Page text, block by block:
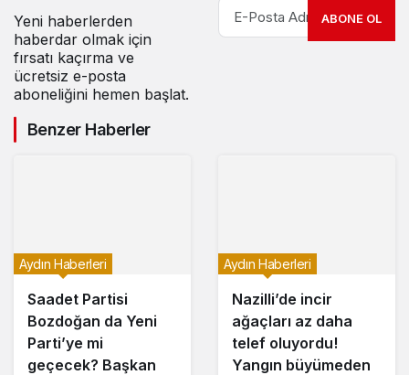
Yeni haberlerden
haberdar olmak için
fırsatı kaçırma ve
ücretsiz e-posta
aboneliğini hemen başlat.
ABONE OL
Benzer Haberler
Saadet Partisi
Bozdoğan da Yeni
Parti’ye mi
geçecek? Başkan
Aydın Haberleri
Nazilli’de incir
ağaçları az daha
telef oluyordu!
Yangın büyümeden
Aydın Haberleri